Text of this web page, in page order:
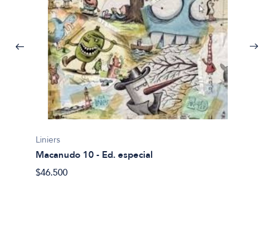
Liniers
Macanudo 10 - Ed. especial
$46.500